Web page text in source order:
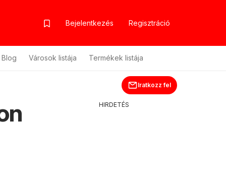
Bejelentkezés Regisztráció
Blog Városok listája Termékek listája
Iratkozz fel
HIRDETÉS